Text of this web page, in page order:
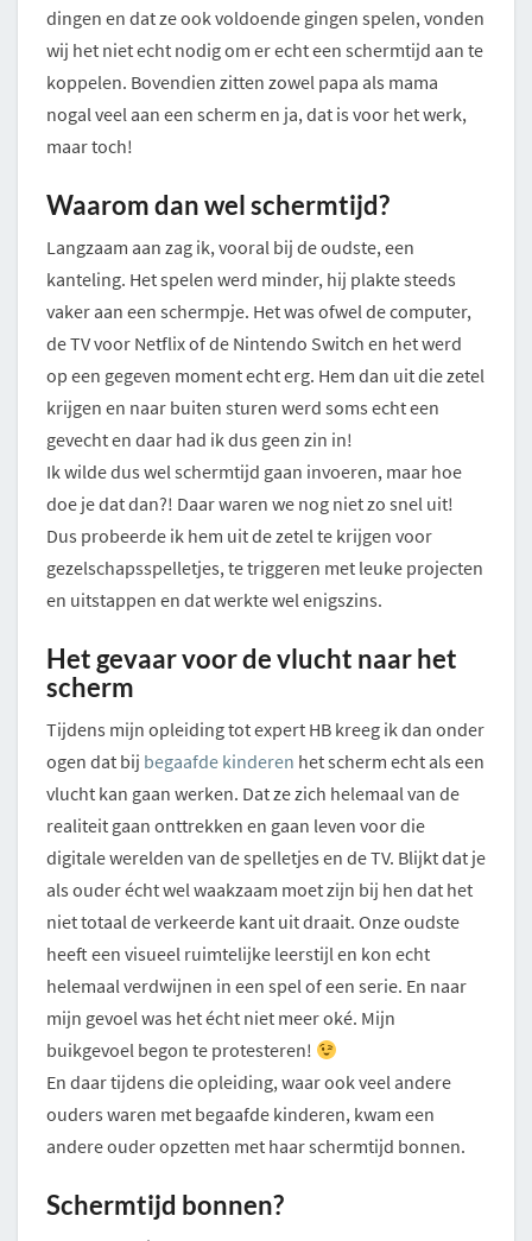
dingen en dat ze ook voldoende gingen spelen, vonden
wij het niet echt nodig om er echt een schermtijd aan te
koppelen. Bovendien zitten zowel papa als mama
nogal veel aan een scherm en ja, dat is voor het werk,
maar toch!
Waarom dan wel schermtijd?
Langzaam aan zag ik, vooral bij de oudste, een
kanteling. Het spelen werd minder, hij plakte steeds
vaker aan een schermpje. Het was ofwel de computer,
de TV voor Netflix of de Nintendo Switch en het werd
op een gegeven moment echt erg. Hem dan uit die zetel
krijgen en naar buiten sturen werd soms echt een
gevecht en daar had ik dus geen zin in!
Ik wilde dus wel schermtijd gaan invoeren, maar hoe
doe je dat dan?! Daar waren we nog niet zo snel uit!
Dus probeerde ik hem uit de zetel te krijgen voor
gezelschapsspelletjes, te triggeren met leuke projecten
en uitstappen en dat werkte wel enigszins.
Het gevaar voor de vlucht naar het
scherm
Tijdens mijn opleiding tot expert HB kreeg ik dan onder
ogen dat bij begaafde kinderen het scherm echt als een
vlucht kan gaan werken. Dat ze zich helemaal van de
realiteit gaan onttrekken en gaan leven voor die
digitale werelden van de spelletjes en de TV. Blijkt dat je
als ouder écht wel waakzaam moet zijn bij hen dat het
niet totaal de verkeerde kant uit draait. Onze oudste
heeft een visueel ruimtelijke leerstijl en kon echt
helemaal verdwijnen in een spel of een serie. En naar
mijn gevoel was het écht niet meer oké. Mijn
buikgevoel begon te protesteren!
En daar tijdens die opleiding, waar ook veel andere
ouders waren met begaafde kinderen, kwam een
andere ouder opzetten met haar schermtijd bonnen.
Schermtijd bonnen?